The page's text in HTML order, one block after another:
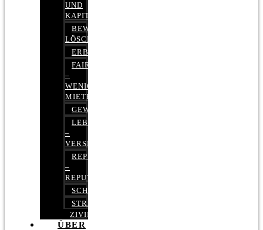
UND
KAPITALMARKTRECHT
BEWERTUNGEN
LÖSCHEN
ERBRECHT
FAIRMIETEN
–
WENIGER
MIETE
GEWERBERECHT
LEBENSVERSICHERUNG
–
VERSICHERUNGSRECHT
REPUTATIONSRECHT
–
REPUTATIONSMANAGEMENT
SCHUFARECHT
STRAFRECHT
ZIVILRECHT
ÜBER